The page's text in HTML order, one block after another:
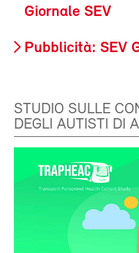
Giornale SEV
Pubblicità: SEV
STUDIO SULLE
DEGLI AUTISTI DI